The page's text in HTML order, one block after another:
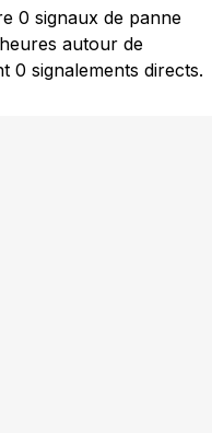
0 signaux de panne
autour de
0 signalements directs.